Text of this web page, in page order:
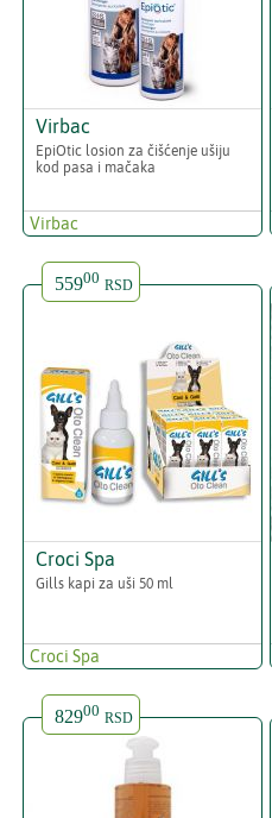
Virbac
EpiOtic losion za čišćenje ušiju
kod pasa i mačaka
Virbac
55900 RSD
Croci Spa
Gills kapi za uši 50 ml
Croci Spa
82900 RSD